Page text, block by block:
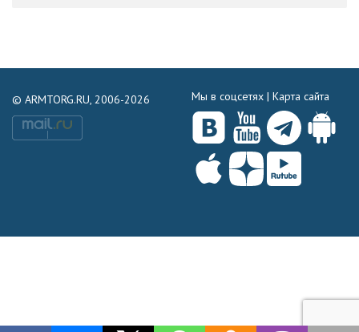
© ARMTORG.RU, 2006-2026 Мы в соцсетях | Карта сайта